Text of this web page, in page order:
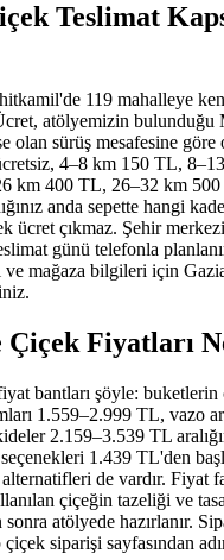
Teslimat
119 mahalleye
atölyemizin bulunduğu
olan sürüş mesafesine göre
4–8 km 150 TL,
km 400 TL, 26–32 km
anda sepette hangi
ücret çıkmaz. Şehir
günü telefonla
ve mağaza bilgileri için
Çiçek Fiyatları
bantları şöyle: buketlerin
1.559–2.999 TL, vazo
2.159–3.539 TL
1.439 TL'den
de vardır. Fiyat
çiçeğin tazeliği ve
sonra atölyede hazırlanır.
çiçek siparişi sayfasından